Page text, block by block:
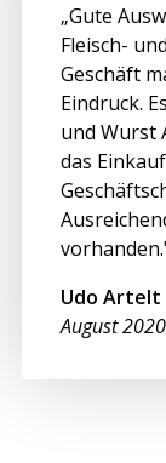
„Gute
Fleisch-
Geschäft
Eindruck.
und Wurst
das
Udo Artelt
August